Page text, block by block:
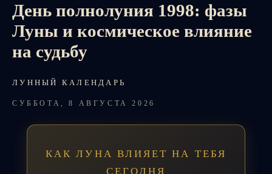
День полнолуния 1998: фазы
Луны и космическое влияние
на судьбу
ЛУННЫЙ КАЛЕНДАРЬ
СУББОТА, 8 АВГУСТА 2026
КАК ЛУНА ВЛИЯЕТ НА ТЕБЯ
СЕГОДНЯ